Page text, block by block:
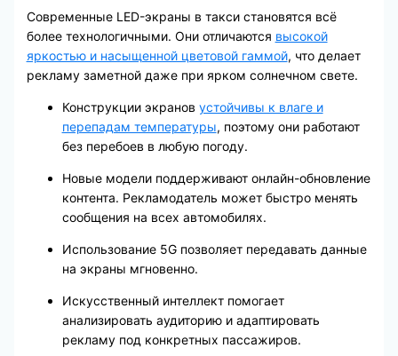
Современные LED-экраны в такси становятся всё
более технологичными. Они отличаются высокой
яркостью и насыщенной цветовой гаммой, что делает
рекламу заметной даже при ярком солнечном свете.
Конструкции экранов устойчивы к влаге и
перепадам температуры, поэтому они работают
без перебоев в любую погоду.
Новые модели поддерживают онлайн-обновление
контента. Рекламодатель может быстро менять
сообщения на всех автомобилях.
Использование 5G позволяет передавать данные
на экраны мгновенно.
Искусственный интеллект помогает
анализировать аудиторию и адаптировать
рекламу под конкретных пассажиров.